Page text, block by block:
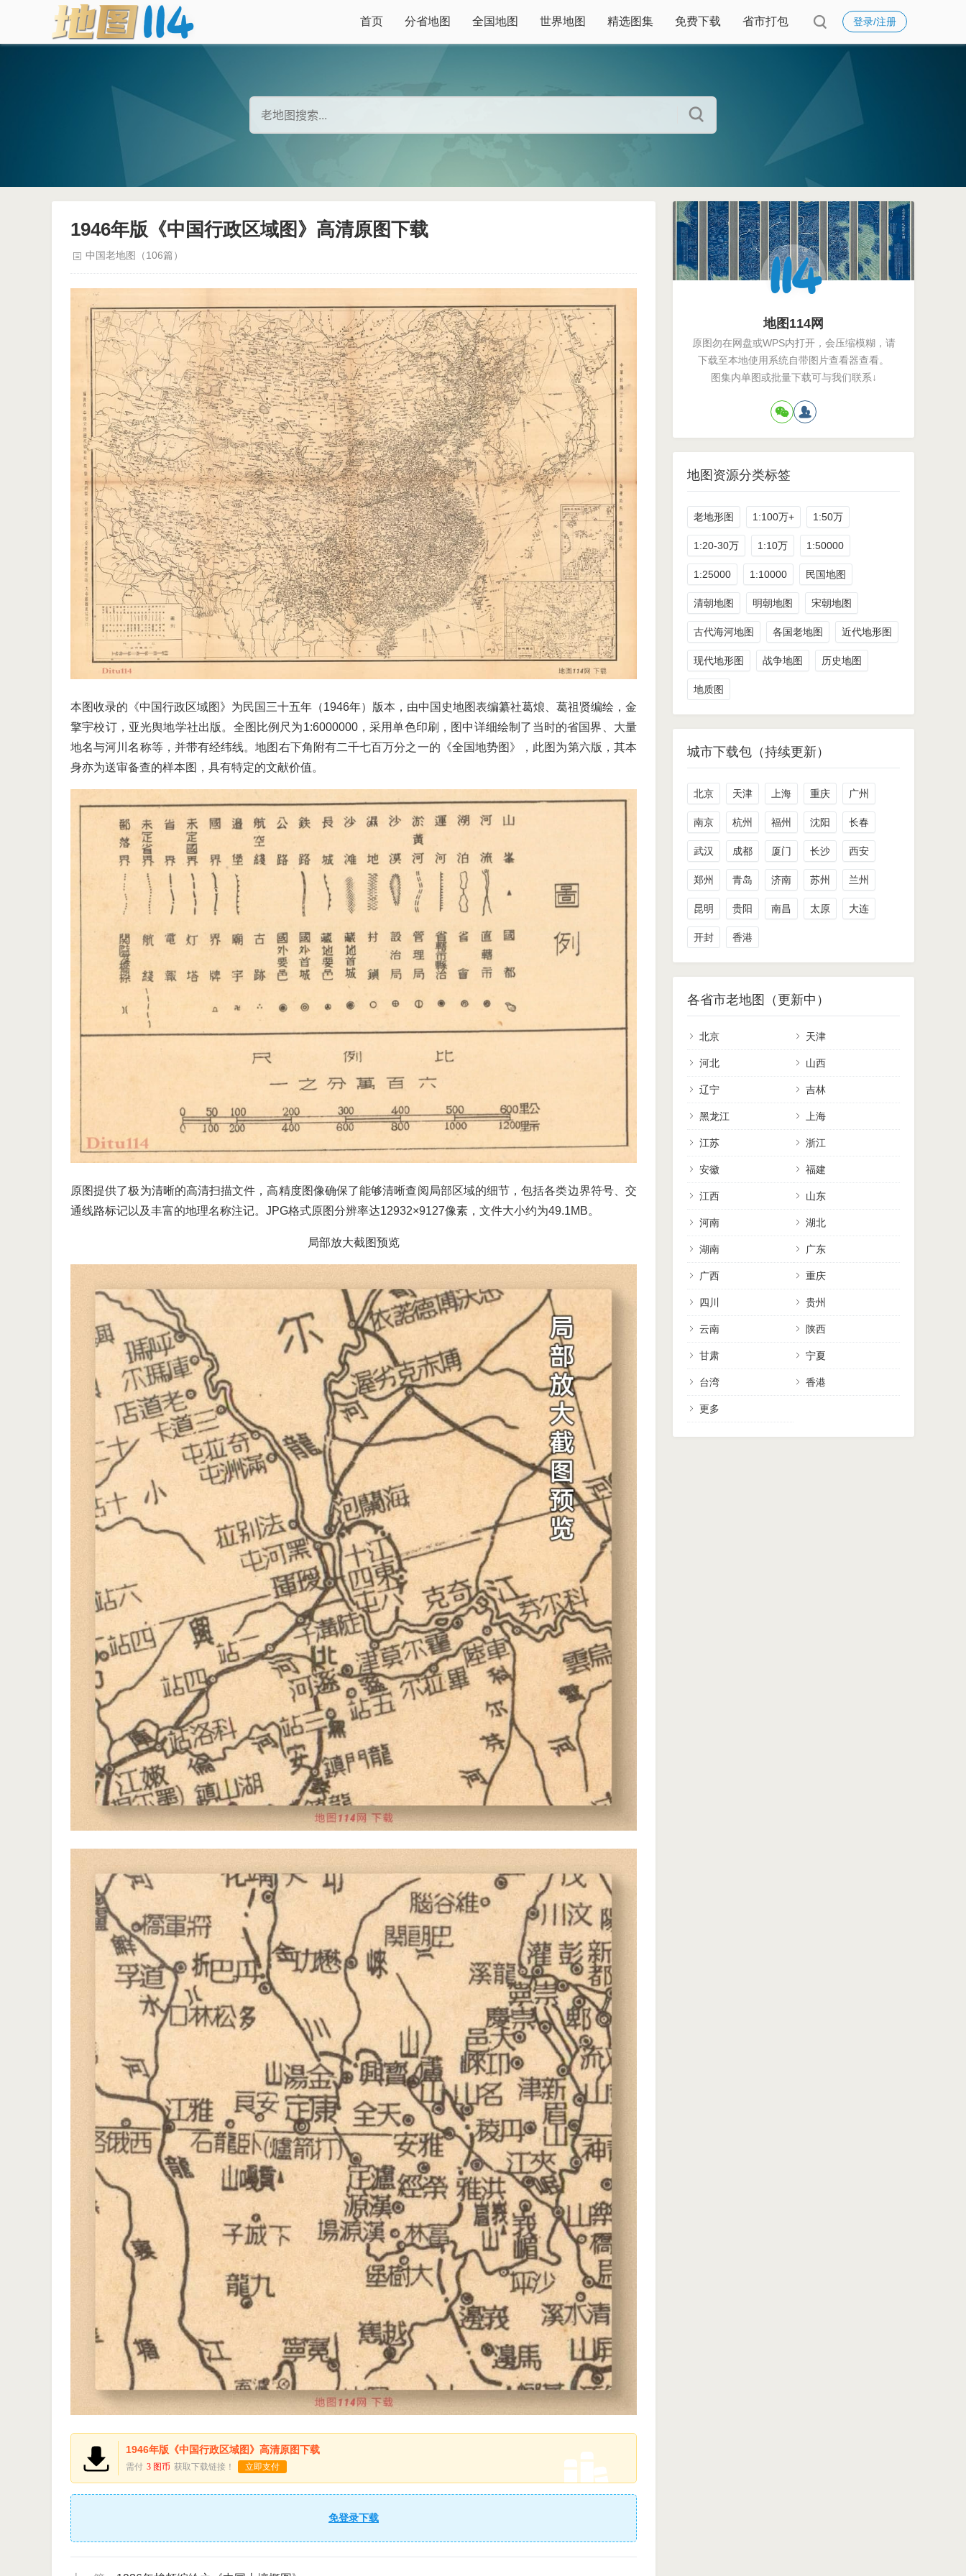
登录/注册
首页 分省地图 全国地图 世界地图 精选图集 免费下载 省市打包
1946年版《中国行政区域图》高清原图下载
中国老地图（106篇）
本图收录的《中国行政区域图》为民国三十五年（1946年）版本，由中国史地图表编纂社葛烺、葛祖贤编绘，金
擎宇校订，亚光舆地学社出版。全图比例尺为1:6000000，采用单色印刷，图中详细绘制了当时的省国界、大量
地名与河川名称等，并带有经纬线。地图右下角附有二千七百万分之一的《全国地势图》，此图为第六版，其本
身亦为送审备查的样本图，具有特定的文献价值。
原图提供了极为清晰的高清扫描文件，高精度图像确保了能够清晰查阅局部区域的细节，包括各类边界符号、交
通线路标记以及丰富的地理名称注记。JPG格式原图分辨率达12932×9127像素，文件大小约为49.1MB。
局部放大截图预览
1946年版《中国行政区域图》高清原图下载
需付 3 图币 获取下载链接！ 立即支付
免登录下载
地图114网
原图勿在网盘或WPS内打开，会压缩模糊，请
下载至本地使用系统自带图片查看器查看。
图集内单图或批量下载可与我们联系↓
地图资源分类标签
老地形图 1:100万+ 1:50万
1:20-30万 1:10万 1:50000
1:25000 1:10000 民国地图
清朝地图 明朝地图 宋朝地图
古代海河地图 各国老地图 近代地形图
现代地形图 战争地图 历史地图
地质图
城市下载包（持续更新）
北京 天津 上海 重庆 广州
南京 杭州 福州 沈阳 长春
武汉 成都 厦门 长沙 西安
郑州 青岛 济南 苏州 兰州
昆明 贵阳 南昌 太原 大连
开封 香港
各省市老地图（更新中）
北京 天津
河北 山西
辽宁 吉林
黑龙江 上海
江苏 浙江
安徽 福建
江西 山东
河南 湖北
湖南 广东
广西 重庆
四川 贵州
云南 陕西
甘肃 宁夏
台湾 香港
更多